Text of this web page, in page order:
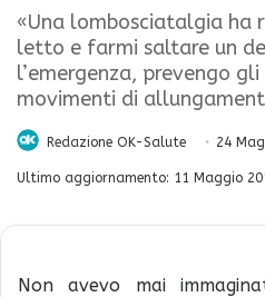
«Una lombosciatalgia ha
letto e farmi saltare un
l’emergenza, prevengo
movimenti di
Redazione OK-Salute 24
Ultimo aggiornamento: 11 Maggio
Non avevo mai